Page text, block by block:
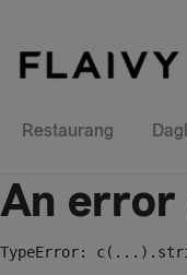
Restaurang
An error
TypeError: